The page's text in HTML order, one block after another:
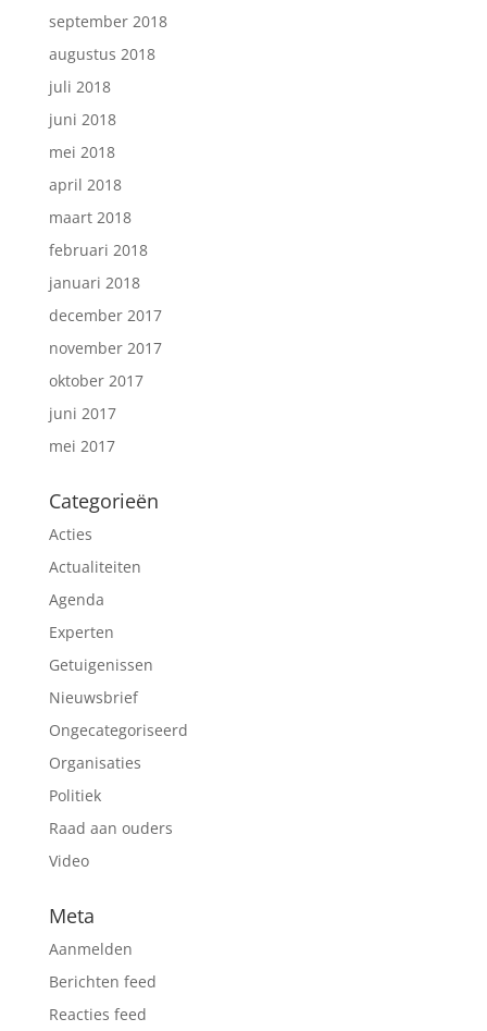
september 2018
augustus 2018
juli 2018
juni 2018
mei 2018
april 2018
maart 2018
februari 2018
januari 2018
december 2017
november 2017
oktober 2017
juni 2017
mei 2017
Categorieën
Acties
Actualiteiten
Agenda
Experten
Getuigenissen
Nieuwsbrief
Ongecategoriseerd
Organisaties
Politiek
Raad aan ouders
Video
Meta
Aanmelden
Berichten feed
Reacties feed